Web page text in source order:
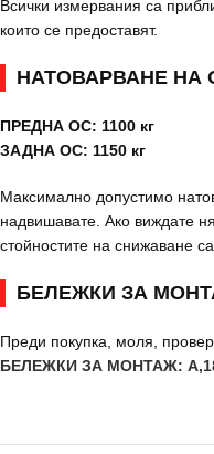
Всички измервания са
които се предоставят.
НАТОВАРВАНЕ НА
ПРЕДНА ОС: 1100 кг
ЗАДНА ОС: 1150 кг
Максимално допустимо
надвишавате. Ако виждате
стойностите на снижаване
БЕЛЕЖКИ ЗА
Преди покупка, моля,
БЕЛЕЖКИ ЗА МОНТАЖ: